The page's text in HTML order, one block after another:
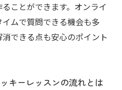
ことができます。オンライ
ムで質問できる機会も多
できる点も安心のポイント
キーレッスンの流れとは